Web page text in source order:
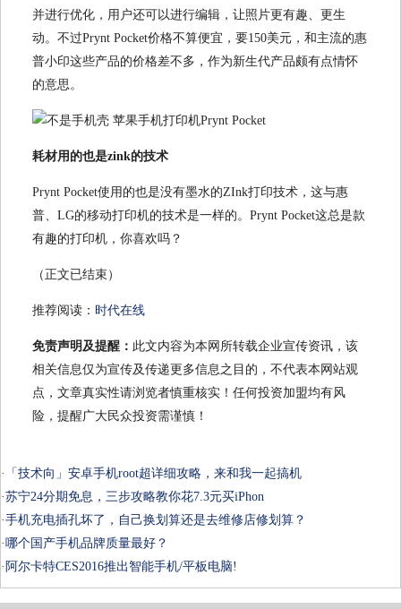
并进行优化，用户还可以进行编辑，让照片更有趣、更生
动。不过Prynt Pocket价格不算便宜，要150美元，和主流的惠
普小印这些产品的价格差不多，作为新生代产品颇有点情怀
的意思。
耗材用的也是zink的技术
Prynt Pocket使用的也是没有墨水的ZInk打印技术，这与惠
普、LG的移动打印机的技术是一样的。Prynt Pocket这总是款
有趣的打印机，你喜欢吗？
（正文已结束）
推荐阅读： 时代在线
免责声明及提醒： 此文内容为本网所转载企业宣传资讯，该
相关信息仅为宣传及传递更多信息之目的，不代表本网站观
点，文章真实性请浏览者慎重核实！任何投资加盟均有风
险，提醒广大民众投资需谨慎！
·
「技术向」安卓手机root超详细攻略，来和我一起搞机
·苏宁24分期免息，三步攻略教你花7.3元买iPhon
·手机充电插孔坏了，自己换划算还是去维修店修划算？
·哪个国产手机品牌质量最好？
· 阿尔卡特CES2016推出智能手机/平板电脑!